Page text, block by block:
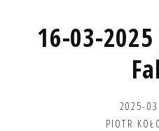
16-03-
2025-
PIOTR